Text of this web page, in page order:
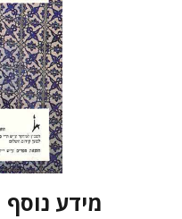
מידע נוסף